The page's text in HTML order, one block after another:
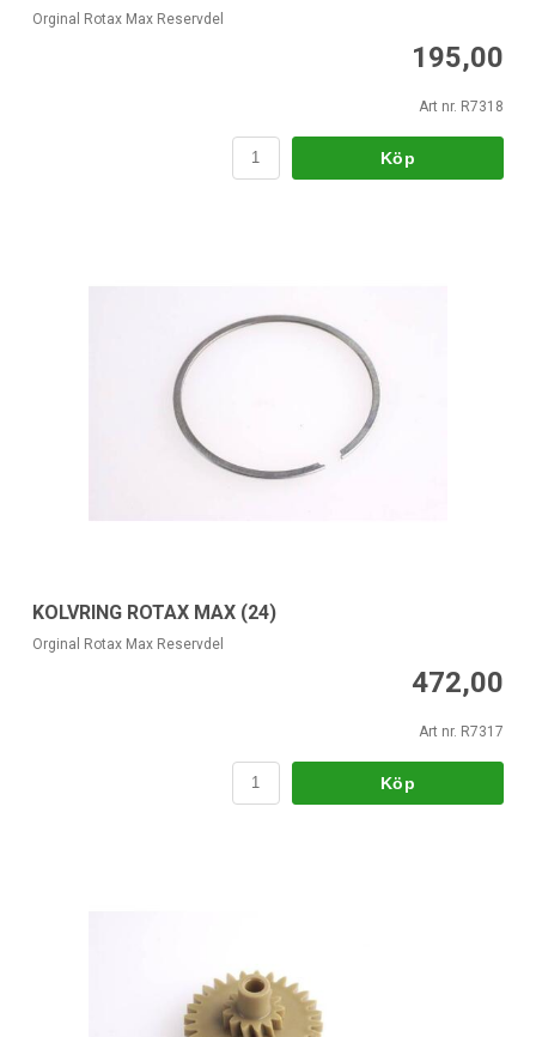
Orginal Rotax Max Reservdel
195,00
Art nr. R7318
Köp
KOLVRING ROTAX MAX (24)
Orginal Rotax Max Reservdel
472,00
Art nr. R7317
Köp